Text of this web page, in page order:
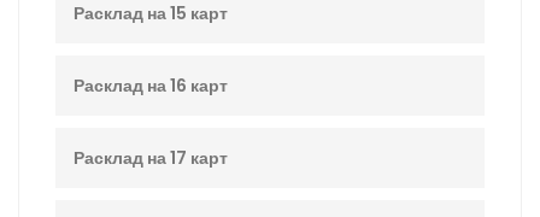
Расклад на 15 карт
Расклад на 16 карт
Расклад на 17 карт